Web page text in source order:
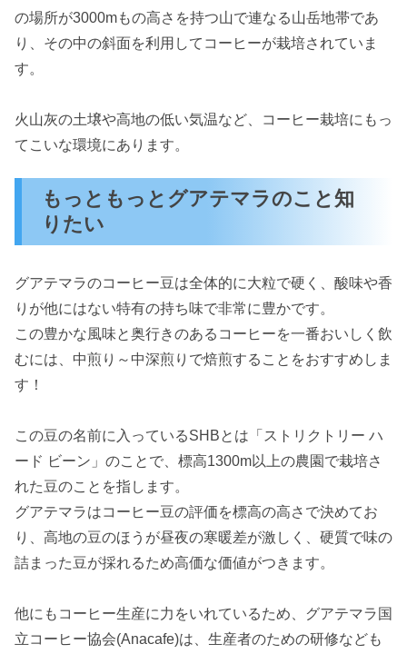
の場所が3000mもの高さを持つ山で連なる山岳地帯であ
り、その中の斜面を利用してコーヒーが栽培されていま
す。
火山灰の土壌や高地の低い気温など、コーヒー栽培にもっ
てこいな環境にあります。
もっともっとグアテマラのこと知
りたい
グアテマラのコーヒー豆は全体的に大粒で硬く、酸味や香
りが他にはない特有の持ち味で非常に豊かです。
この豊かな風味と奥行きのあるコーヒーを一番おいしく飲
むには、中煎り～中深煎りで焙煎することをおすすめしま
す！
この豆の名前に入っているSHBとは「ストリクトリー ハ
ード ビーン」のことで、標高1300m以上の農園で栽培さ
れた豆のことを指します。
グアテマラはコーヒー豆の評価を標高の高さで決めてお
り、高地の豆のほうが昼夜の寒暖差が激しく、硬質で味の
詰まった豆が採れるため高価な価値がつきます。
他にもコーヒー生産に力をいれているため、グアテマラ国
立コーヒー協会(Anacafe)は、生産者のための研修なども